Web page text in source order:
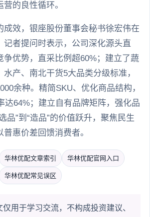
的良性循环。
成效，银座股份董事会秘书徐宏伟在
记者提问时表示，公司深化源头直
争优势，直采比例超60%；建立了蔬
产、南北干货5大品类分级标准，
余种。精简SKU、优化商品结构，
达64%；建立自有品牌矩阵，强化品
品”到“造品”的价值跃升，聚焦民生
惠价差回馈消费者。
华林优配文章索引 华林优配官网入口
华林优配常见误区
用于学习交流，不构成投资建议、